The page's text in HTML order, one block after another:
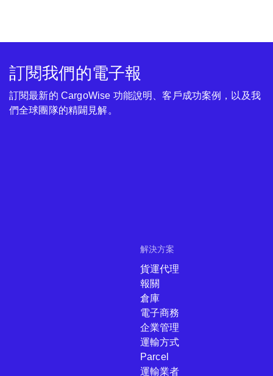
解決方案
貨運代理
報關
倉庫
電子商務
企業管理
運輸方式
Parcel
運輸業者
訂閱我們的電子報
訂閱最新的 CargoWise 功能說明、客戶成功案例，以及我
們全球團隊的精闢見解。